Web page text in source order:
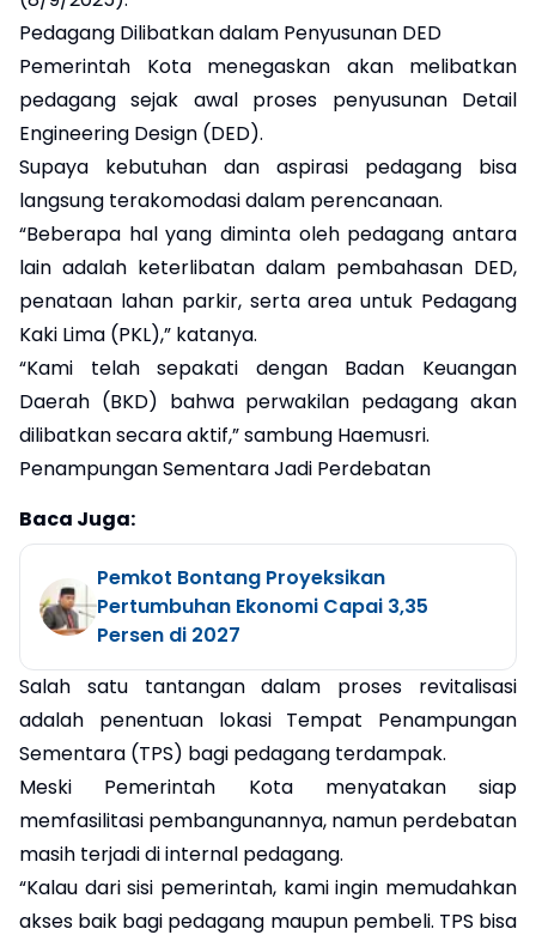
Pedagang Dilibatkan dalam Penyusunan DED
Pemerintah Kota menegaskan akan melibatkan
pedagang sejak awal proses penyusunan Detail
Engineering Design (DED).
Supaya kebutuhan dan aspirasi pedagang bisa
langsung terakomodasi dalam perencanaan.
“Beberapa hal yang diminta oleh pedagang antara
lain adalah keterlibatan dalam pembahasan DED,
penataan lahan parkir, serta area untuk Pedagang
Kaki Lima (PKL),” katanya.
“Kami telah sepakati dengan Badan Keuangan
Daerah (BKD) bahwa perwakilan pedagang akan
dilibatkan secara aktif,” sambung Haemusri.
Penampungan Sementara Jadi Perdebatan
Baca Juga:
Pemkot Bontang Proyeksikan
Pertumbuhan Ekonomi Capai 3,35
Persen di 2027
Salah satu tantangan dalam proses revitalisasi
adalah penentuan lokasi Tempat Penampungan
Sementara (TPS) bagi pedagang terdampak.
Meski Pemerintah Kota menyatakan siap
memfasilitasi pembangunannya, namun perdebatan
masih terjadi di internal pedagang.
“Kalau dari sisi pemerintah, kami ingin memudahkan
akses baik bagi pedagang maupun pembeli. TPS bisa